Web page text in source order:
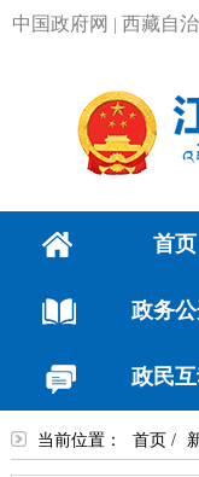
中国政府网 西藏自
首页
政务
政民
当前位置： 首页 /